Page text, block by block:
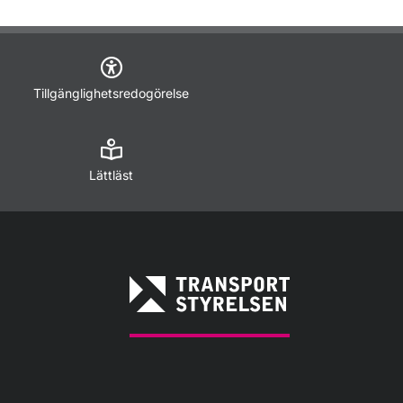
Tillgänglighetsredogörelse
Lättläst